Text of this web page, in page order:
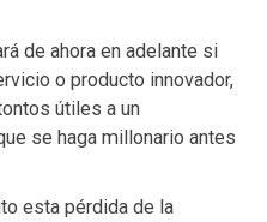
de ahora en adelante si
o producto innovador,
útiles a un
se haga millonario antes
esta pérdida de la